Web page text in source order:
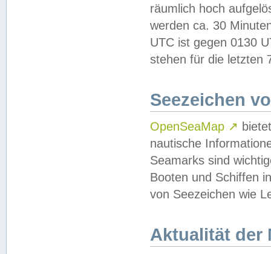
räumlich hoch
werden ca. 30
UTC ist gegen 0130
stehen für die letzten
Seezeichen
OpenSeaMap ↗
nautische
Seamarks sind
Booten und Schiffen
von Seezeichen wie
Aktualität der